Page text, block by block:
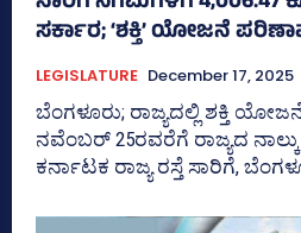
ಸರ್ಕಾರ; ‘ಶಕ್ತಿ’ ಯೋಜನೆ
LEGISLATURE December 17, 2025
ಬೆಂಗಳೂರು; ರಾಜ್ಯದಲ್ಲಿ ಶಕ್ತಿ
ನವೆಂಬರ್‍‌ 25ರವರೆಗೆ ರಾಜ್ಯದ
ಕರ್ನಾಟಕ ರಾಜ್ಯ ರಸ್ತೆ ಸಾರಿಗೆ,